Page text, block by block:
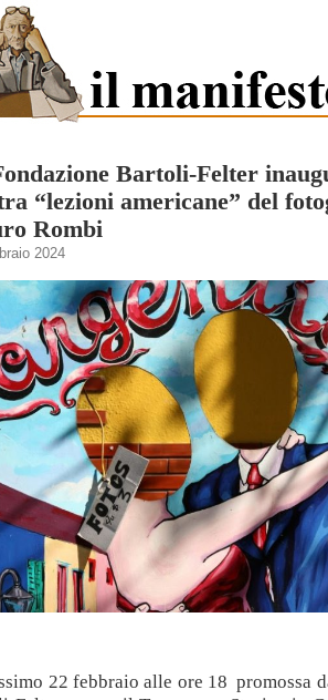
Bartoli-Felter
“lezioni americane” del
Rombi
2024
22 febbraio alle ore 18 promossa